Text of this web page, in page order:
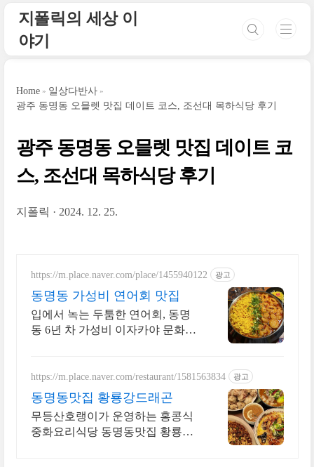
지폴릭의 세상 이
야기
Home
일상다반사
광주 동명동 오믈렛 맛집 데이트 코스, 조선대 목하식당 후기
광주 동명동 오믈렛 맛집 데이트 코
스, 조선대 목하식당 후기
지폴릭 2024. 12. 25.
https://m.place.naver.com/place/1455940122 광고
동명동 가성비 연어회 맛집
입에서 녹는 두툼한 연어회, 동명
동 6년 차 가성비 이자카야 문화없
https://m.place.naver.com/restaurant/1581563834 광고
동명동맛집 황룡강드래곤
무등산호랭이가 운영하는 홍콩식
중화요리식당 동명동맛집 황룡강